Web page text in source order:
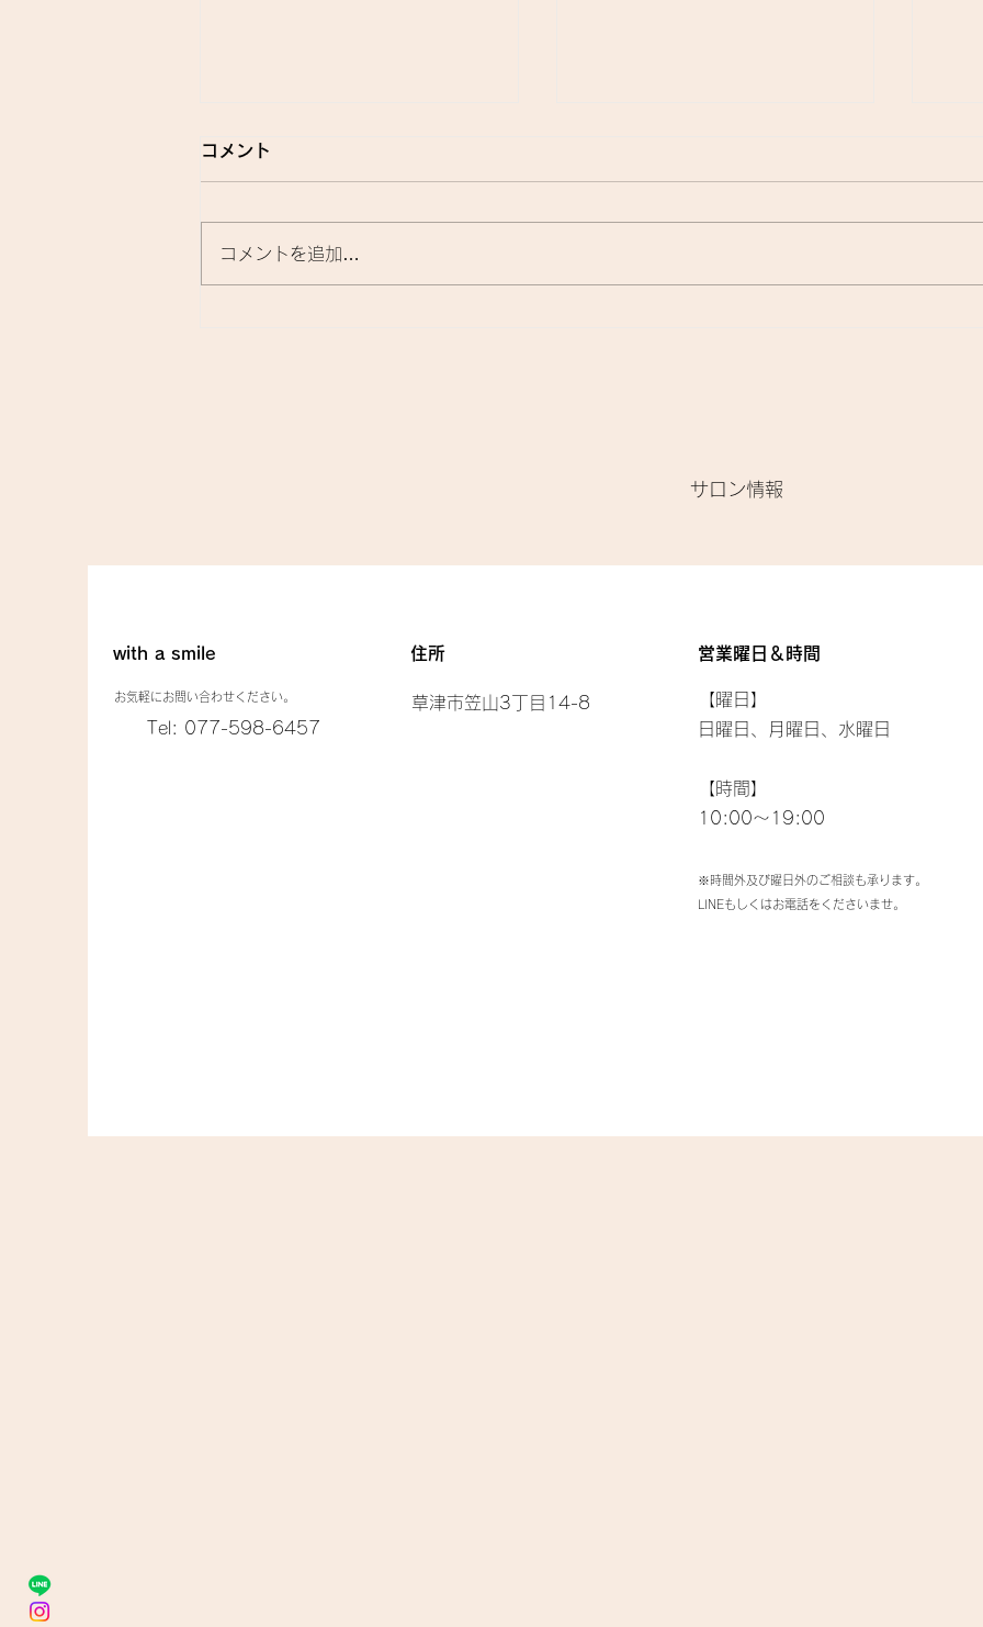
コメント
コメントを追加…
​サロン情報
with a smile
お気軽にお問い合わせください。
Tel: 077-598-6457
​住所
草津市笠山3丁目14-8
営業曜日＆時間
【曜日】
日曜日、月曜日、水曜日
【時間】
10:00～19:00
※時間外及び曜日外のご相談も承ります。
LINEもしくはお電話をくださいませ。​